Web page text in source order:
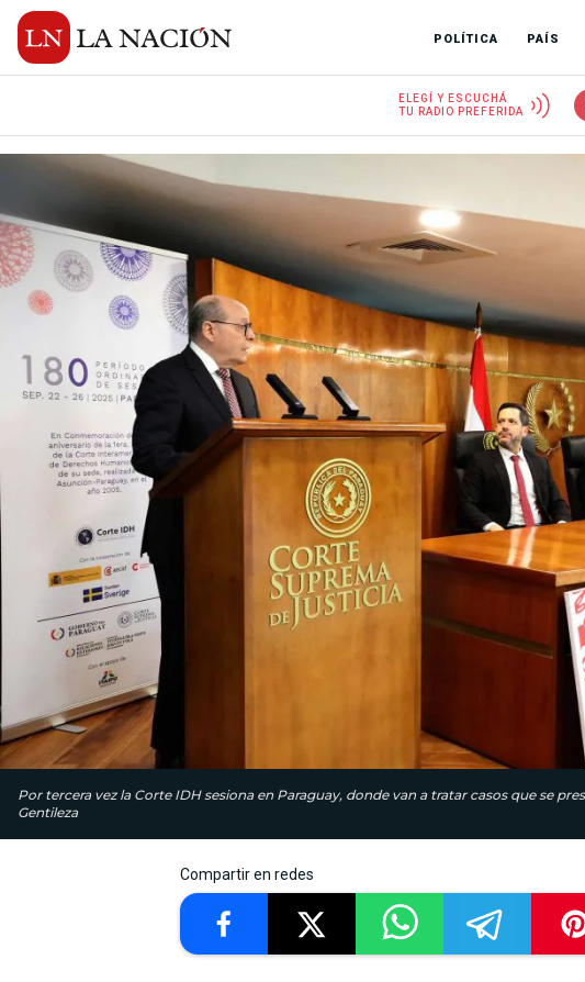
POLÍTICA PAÍS
ELEGÍ Y ESCUCHÁ
TU RADIO PREFERIDA
Por tercera vez la Corte IDH sesiona en Paraguay, donde van a tratar casos que se
Gentileza
Compartir en redes